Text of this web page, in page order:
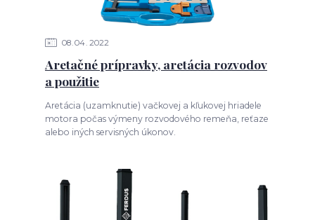
08 04 2022
Aretačné prípravky, aretácia rozvodov
a použitie
Aretácia (uzamknutie) vačkovej a kľukovej hriadele
motora počas výmeny rozvodového remeňa, reťaze
alebo iných servisných úkonov.